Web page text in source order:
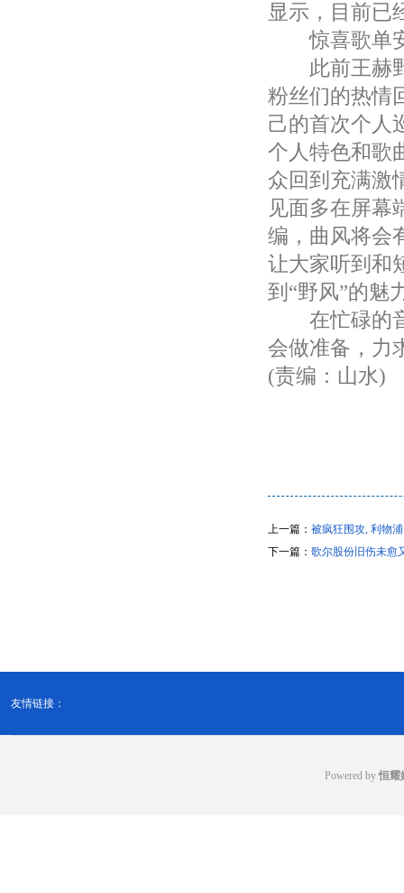
显示，目前已
惊喜歌单安
此前王赫野
粉丝们的热情
己的首次个人
个人特色和歌
众回到充满激
见面多在屏幕
编，曲风将会
让大家听到和
到“野风”的魅
在忙碌的音
会做准备，力
(责编：山水)
上一篇： 被疯狂围攻, 利物
下一篇： 歌尔股份旧伤未愈
友情链接：
Powered by 恒耀